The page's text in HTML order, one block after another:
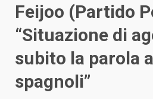
Feijoo (Partido
“Situazione di
subito la parola
spagnoli”